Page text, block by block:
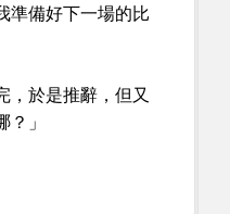
準備好下一場的比
，於是推辭，但又
」